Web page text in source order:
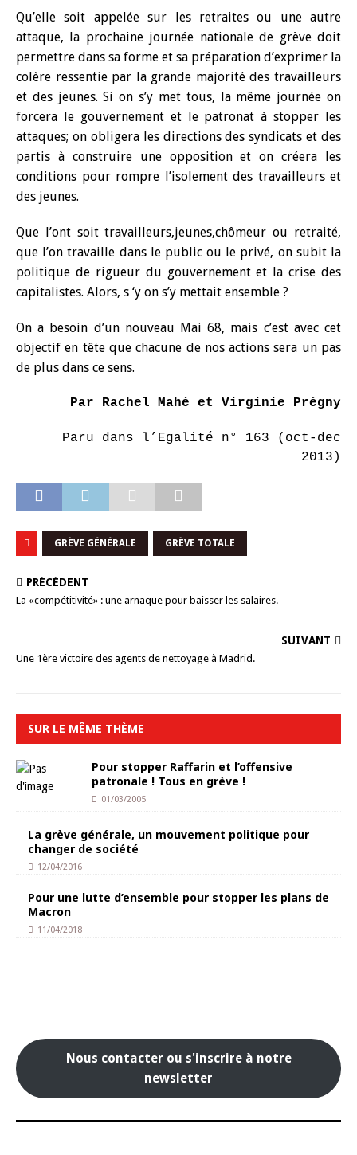
Qu’elle soit appelée sur les retraites ou une autre
attaque, la prochaine journée nationale de grève doit
permettre dans sa forme et sa préparation d’exprimer la
colère ressentie par la grande majorité des travailleurs
et des jeunes. Si on s’y met tous, la même journée on
forcera le gouvernement et le patronat à stopper les
attaques; on obligera les directions des syndicats et des
partis à construire une opposition et on créera les
conditions pour rompre l’isolement des travailleurs et
des jeunes.
Que l’ont soit travailleurs,jeunes,chômeur ou retraité,
que l’on travaille dans le public ou le privé, on subit la
politique de rigueur du gouvernement et la crise des
capitalistes. Alors, s ‘y on s’y mettait ensemble ?
On a besoin d’un nouveau Mai 68, mais c’est avec cet
objectif en tête que chacune de nos actions sera un pas
de plus dans ce sens.
Par Rachel Mahé et Virginie Prégny
Paru dans l’Egalité n° 163 (oct-dec
2013)
GRÈVE GÉNÉRALE GRÈVE TOTALE
PRÉCÉDENT
La «compétitivité» : une arnaque pour baisser les salaires.
SUIVANT
Une 1ère victoire des agents de nettoyage à Madrid.
SUR LE MÊME THÈME
Pour stopper Raffarin et l’offensive
patronale ! Tous en grève !
01/03/2005
La grève générale, un mouvement politique pour
changer de société
12/04/2016
Pour une lutte d’ensemble pour stopper les plans de
Macron
11/04/2018
Nous contacter ou s'inscrire à notre
newsletter